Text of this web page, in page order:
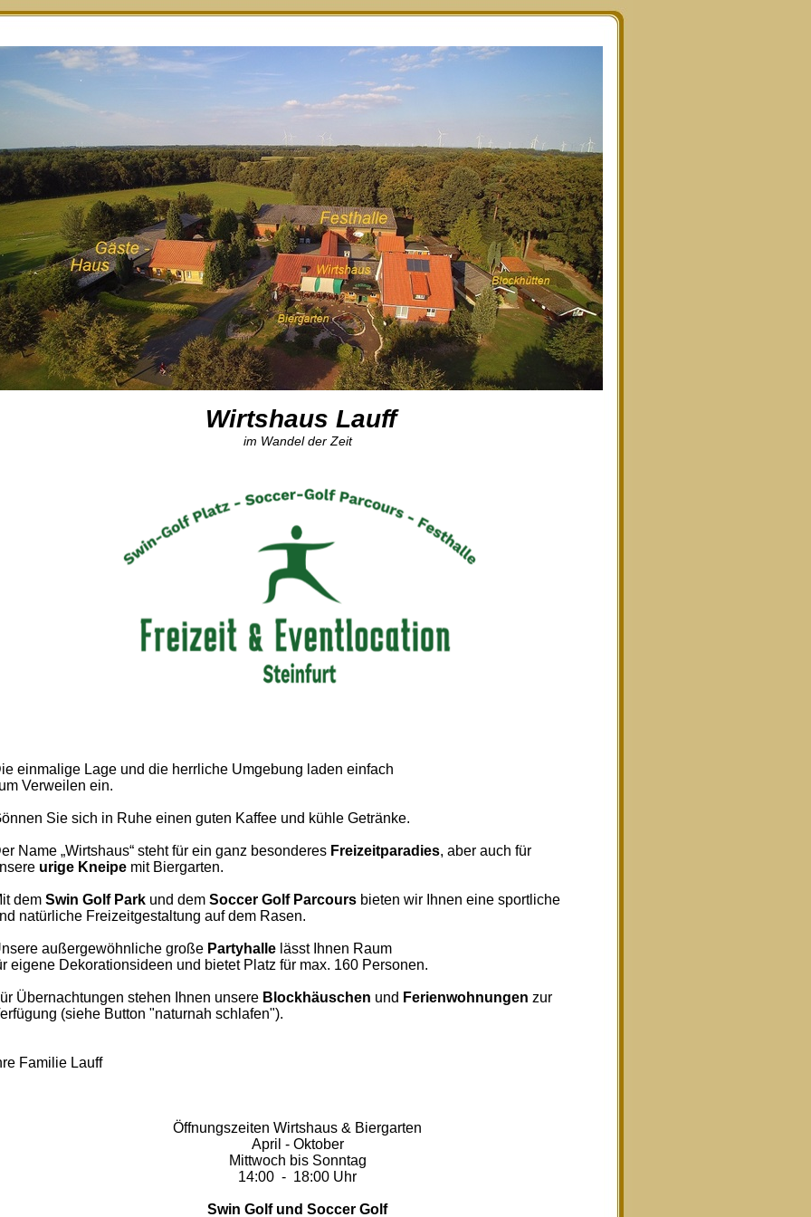
Wirtshaus Lauff
im Wandel der Zeit
einmalige Lage und die herrliche Umgebung laden einfach
Verweilen ein.
Sie sich in Ruhe einen guten Kaffee und kühle Getränke.
Name „Wirtshaus“ steht für ein ganz besonderes Freizeitparadies, aber auch für
urige Kneipe mit Biergarten.
dem Swin Golf Park und dem Soccer Golf Parcours bieten wir Ihnen eine sportliche
natürliche Freizeitgestaltung auf dem Rasen.
außergewöhnliche große Partyhalle lässt Ihnen Raum
eigene Dekorationsideen und bietet Platz für max. 160 Personen.
Übernachtungen stehen Ihnen unsere Blockhäuschen und Ferienwohnungen zur
(siehe Button "naturnah schlafen").
Familie Lauff
Öffnungszeiten Wirtshaus & Biergarten
April - Oktober
Mittwoch bis Sonntag
14:00 - 18:00 Uhr
Swin Golf und Soccer Golf